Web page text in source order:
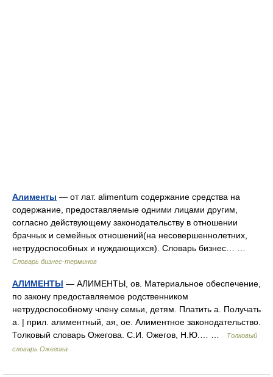
Алименты — от лат. alimentum содержание средства на
содержание, предоставляемые одними лицами другим,
согласно действующему законодательству в отношении
брачных и семейных отношений(на несовершеннолетних,
нетрудоспособных и нуждающихся). Словарь бизнес… …
Словарь бизнес-терминов
АЛИМЕНТЫ — АЛИМЕНТЫ, ов. Материальное обеспечение,
по закону предоставляемое родственником
нетрудоспособному члену семьи, детям. Платить а. Получать
а. | прил. алиментный, ая, ое. Алиментное законодательство.
Толковый словарь Ожегова. С.И. Ожегов, Н.Ю.… …
Толковый
словарь Ожегова